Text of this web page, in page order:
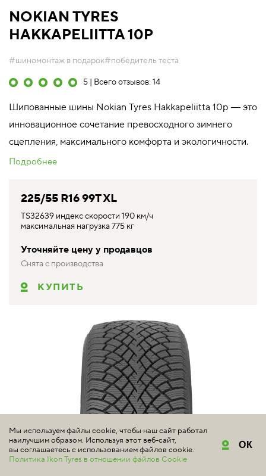
NOKIAN TYRES
HAKKAPELIITTA 10P
#шиномонтаж в подарок#победитель теста
5 | Всего отзывов: 14
Шипованные шины Nokian Tyres Hakkapeliitta 10p ― это
инновационное сочетание превосходного зимнего
сцепления, максимального комфорта и экологичности.
Подробнее
225/55 R16 99T XL
TS32639 индекс скорости 190 км/ч
максимальная нагрузка 775 кг
Уточняйте цену у продавцов
Снята с производства
КУПИТЬ
Мы используем файлы cookie, чтобы наш сайт работал
наилучшим образом. Используя этот веб-сайт,
вы соглашаетесь с использованием файлов cookie.
Политика Ikon Tyres в отношении файлов Cookie
ОК